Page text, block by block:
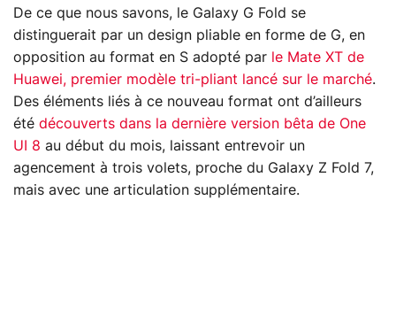
De ce que nous savons, le Galaxy G Fold se
distinguerait par un design pliable en forme de G, en
opposition au format en S adopté par le Mate XT de
Huawei, premier modèle tri-pliant lancé sur le marché.
Des éléments liés à ce nouveau format ont d’ailleurs
été découverts dans la dernière version bêta de One
UI 8 au début du mois, laissant entrevoir un
agencement à trois volets, proche du Galaxy Z Fold 7,
mais avec une articulation supplémentaire.